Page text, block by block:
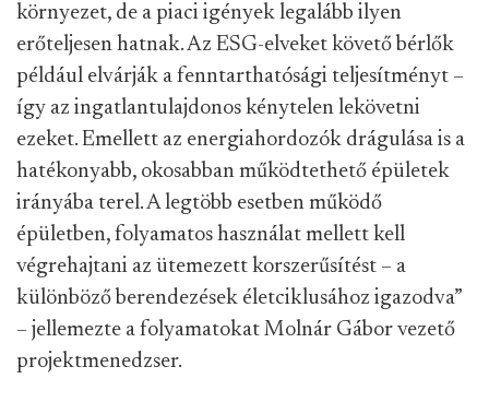
környezet, de a piaci igények legalább ilyen
erőteljesen hatnak. Az ESG-elveket követő bérlők
például elvárják a fenntarthatósági teljesítményt –
így az ingatlantulajdonos kénytelen lekövetni
ezeket. Emellett az energiahordozók drágulása is a
hatékonyabb, okosabban működtethető épületek
irányába terel. A legtöbb esetben működő
épületben, folyamatos használat mellett kell
végrehajtani az ütemezett korszerűsítést – a
különböző berendezések életciklusához igazodva”
– jellemezte a folyamatokat Molnár Gábor vezető
projektmenedzser.